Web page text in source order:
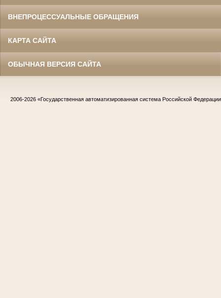
ВНЕПРОЦЕССУАЛЬНЫЕ ОБРАЩЕНИЯ
КАРТА САЙТА
ОБЫЧНАЯ ВЕРСИЯ САЙТА
2006-2026 «Государственная автоматизированная система Российской